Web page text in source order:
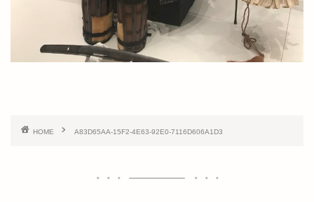
HOME A83D65AA-15F2-4E63-92E0-7116D606A1D3